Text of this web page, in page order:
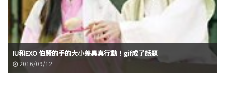
IU和EXO 伯賢的手的大小差異真行動！gif成了話題
2016/09/12